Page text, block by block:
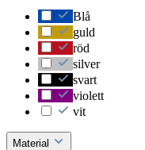
Blå
guld
röd
silver
svart
violett
vit
Material